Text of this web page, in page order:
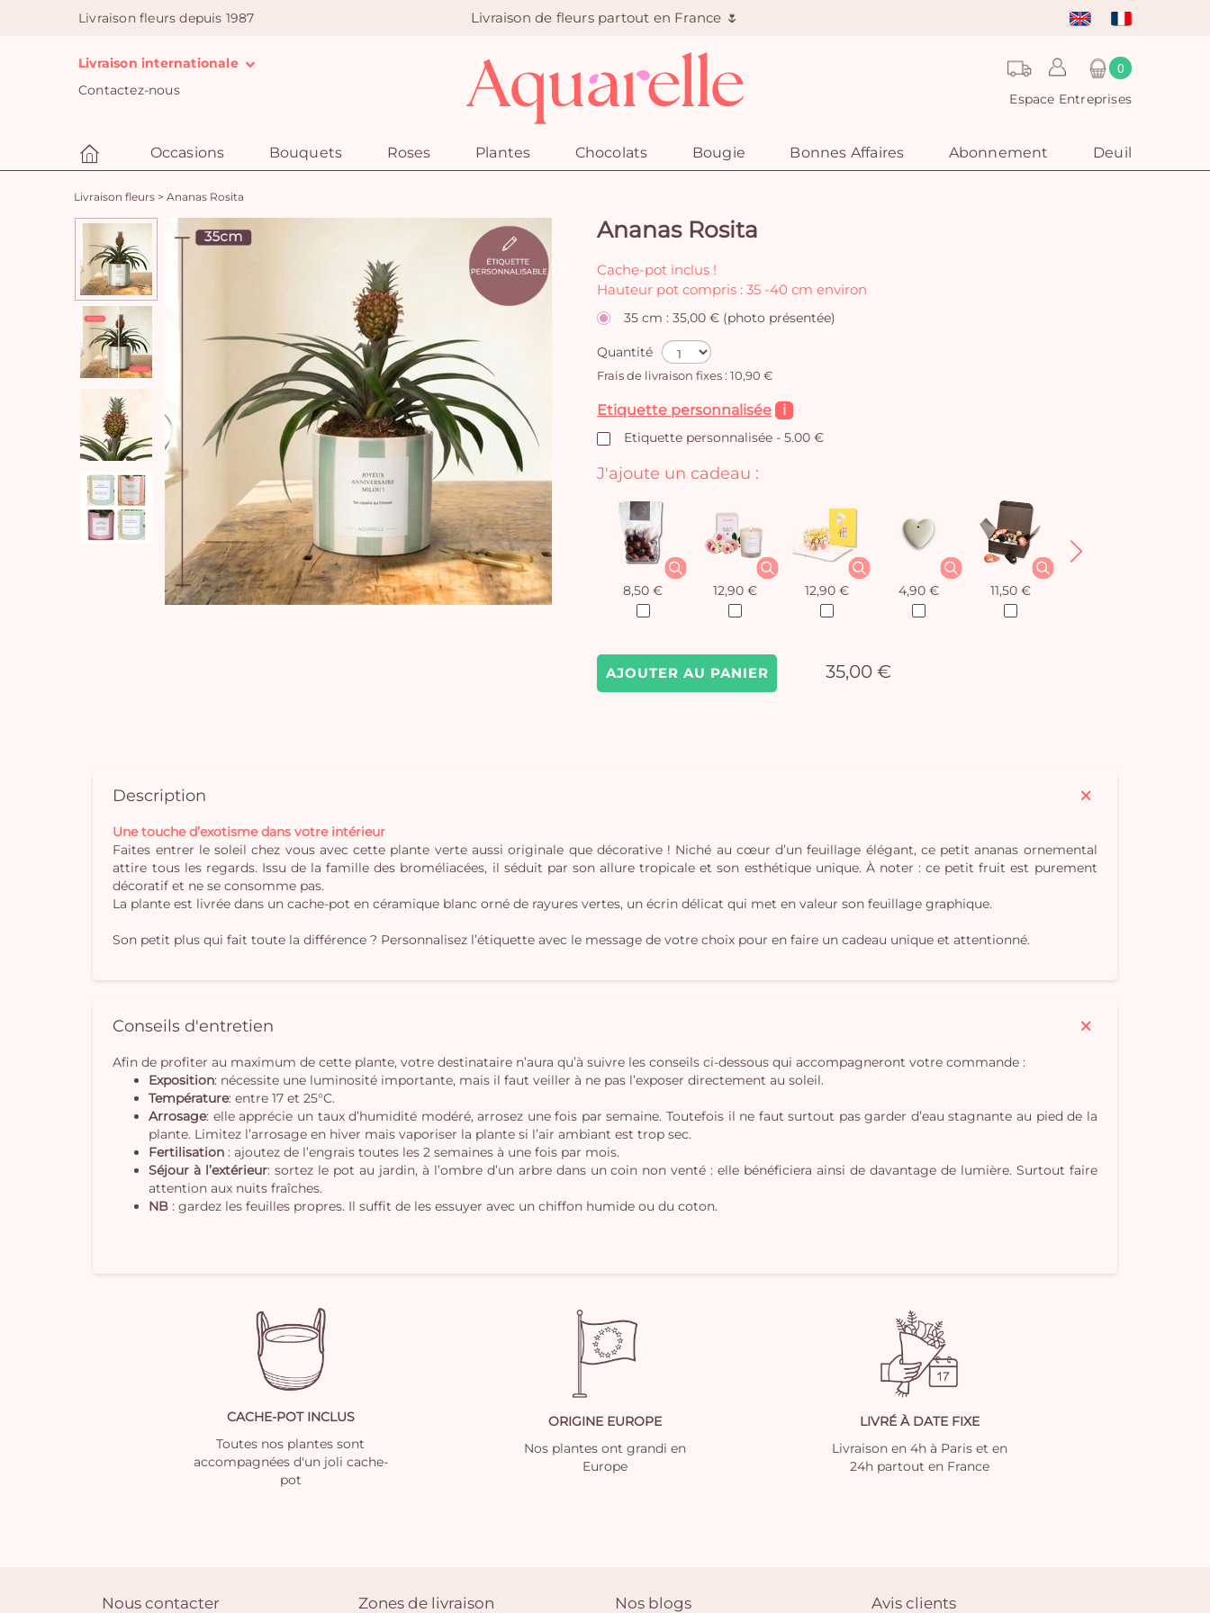
Livraison fleurs depuis 1987 Livraison de fleurs partout en France 🌷
Livraison internationale
Contactez-nous
0
Espace Entreprises
Occasions Bouquets Roses Plantes Chocolats Bougie Bonnes Affaires Abonnement Deuil
Livraison fleurs > Ananas Rosita
Ananas Rosita
Cache-pot inclus !
Hauteur pot compris : 35 -40 cm environ
35 cm : 35,00 € (photo présentée)
Quantité
Frais de livraison fixes : 10,90 €
AJOUTER AU PANIER 35,00 €
Etiquette personnalisée i
Etiquette personnalisée - 5.00 €
J'ajoute un cadeau :
8,50 € 12,90 € 12,90 € 4,90 € 11,50 €
Description
Une touche d’exotisme dans votre intérieur
Faites entrer le soleil chez vous avec cette plante verte aussi originale que décorative ! Niché au cœur d’un feuillage élégant, ce petit ananas ornemental
attire tous les regards. Issu de la famille des broméliacées, il séduit par son allure tropicale et son esthétique unique. À noter : ce petit fruit est purement
décoratif et ne se consomme pas.
La plante est livrée dans un cache-pot en céramique blanc orné de rayures vertes, un écrin délicat qui met en valeur son feuillage graphique.
Son petit plus qui fait toute la différence ? Personnalisez l’étiquette avec le message de votre choix pour en faire un cadeau unique et attentionné.
Conseils d'entretien
Afin de profiter au maximum de cette plante, votre destinataire n’aura qu’à suivre les conseils ci-dessous qui accompagneront votre commande :
Exposition: nécessite une luminosité importante, mais il faut veiller à ne pas l’exposer directement au soleil.
Température: entre 17 et 25°C.
Arrosage: elle apprécie un taux d’humidité modéré, arrosez une fois par semaine. Toutefois il ne faut surtout pas garder d’eau stagnante au pied de la
plante. Limitez l’arrosage en hiver mais vaporiser la plante si l’air ambiant est trop sec.
Fertilisation: ajoutez de l’engrais toutes les 2 semaines à une fois par mois.
Séjour à l’extérieur: sortez le pot au jardin, à l’ombre d’un arbre dans un coin non venté : elle bénéficiera ainsi de davantage de lumière. Surtout faire
attention aux nuits fraîches.
NB : gardez les feuilles propres. Il suffit de les essuyer avec un chiffon humide ou du coton.
CACHE-POT INCLUS
Toutes nos plantes sont
accompagnées d'un joli cache-
pot
ORIGINE EUROPE
Nos plantes ont grandi en
Europe
LIVRÉ À DATE FIXE
Livraison en 4h à Paris et en
24h partout en France
Nous contacter Zones de livraison Nos blogs Avis clients